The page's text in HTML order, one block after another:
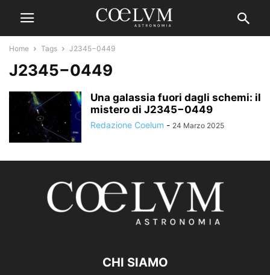
Home Tags J2345−0449
J2345−0449
Una galassia fuori dagli schemi: il
mistero di J2345−0449
Redazione Coelum - 24 Marzo 2025
CHI SIAMO